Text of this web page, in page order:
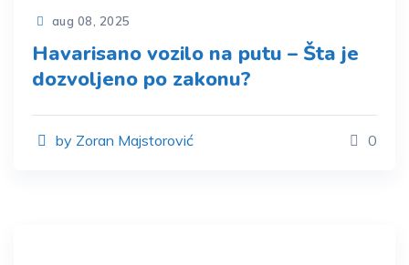
aug 08, 2025
Havarisano vozilo na putu – Šta je
dozvoljeno po zakonu?
by Zoran Majstorović 0